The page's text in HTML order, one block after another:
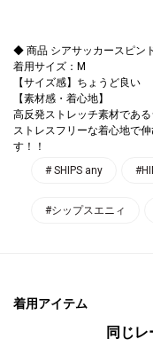
◆ 商品 シアサッカースピン
着用サイズ：M
【サイズ感】ちょうど良い
【素材感・着心地】
高反発ストレッチ素材である
ストレスフリーな着心地で
す！！
# SHIPS any
#シップスエニィ
着用アイテム
同じ